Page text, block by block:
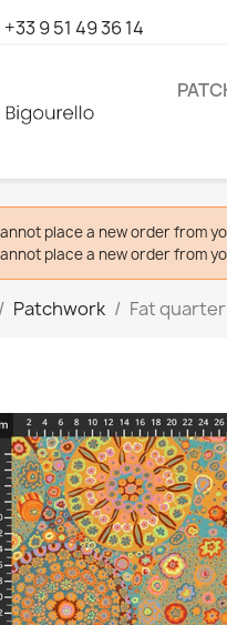
+33 9 51 49 36 14
place a new order from
place a new order from
Patchwork Fat